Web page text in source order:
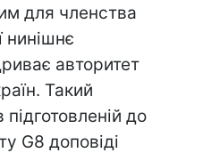
для членства
нинішнє
авторитет
Такий
до
G8 доповіді